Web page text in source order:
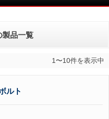
製品一覧
1〜10件を表示中
ルト